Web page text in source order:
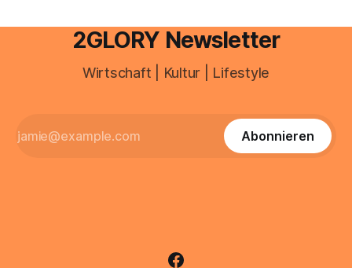
2GLORY Newsletter
Wirtschaft | Kultur | Lifestyle
Abonnieren